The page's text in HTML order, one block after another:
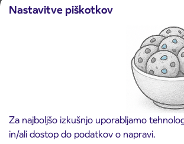
Nastavitve piškotkov
Za najboljšo izkušnjo uporabljamo
in/ali dostop do podatkov o napravi.
31. 7. 2026
Obvestilo o popolni zapori dela